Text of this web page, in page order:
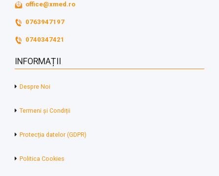
office@xmed.ro
0763947197
0740347421
INFORMAȚII
Despre Noi
Termeni și Condiții
Protecția datelor (GDPR)
Politica Cookies